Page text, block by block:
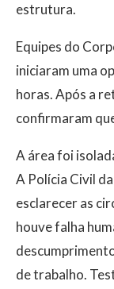
estrutura.
Equipes do
iniciaram uma
horas. Após a
confirmaram
A área foi
A Polícia Civil
esclarecer as
houve falha
de trabalho.